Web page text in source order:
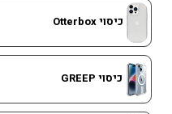
כיסוי Otterbox
כיסוי GREEP